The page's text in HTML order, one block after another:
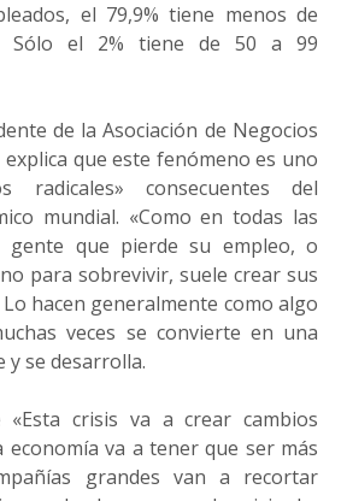
el 79,9% tiene menos de
Sólo el 2% tiene de 50 a 99
de la Asociación de Negocios
que este fenómeno es uno
radicales» consecuentes del
mundial. «Como en todas las
gente que pierde su empleo, o
para sobrevivir, suele crear sus
hacen generalmente como algo
veces se convierte en una
y se desarrolla.
«Esta crisis va a crear cambios
economía va a tener que ser más
grandes van a recortar